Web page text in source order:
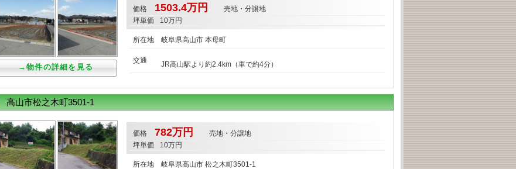
→物件の詳細を見る
価格 1503.4万円
売地・分譲地
坪単価
10万円
所在地 岐阜県高山市 本母町
交通 JR高山駅より約2.4km（車で約4分）
高山市松之木町3501-1
価格 782万円
売地・分譲地
坪単価
10万円
所在地 岐阜県高山市 松之木町3501-1